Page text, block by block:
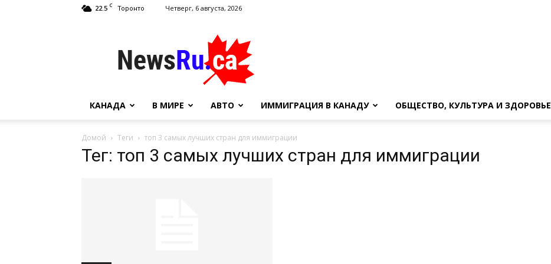
22.5 C Торонто Четверг, 6 августа, 2026
NewsRu.Ca
КАНАДА В МИРЕ АВТО ИММИГРАЦИЯ В КАНАДУ ОБЩЕСТВО, КУЛЬТУРА И ЗДОРОВЬЕ
Домой Теги топ 3 самых лучших стран для иммиграции
Тег: топ 3 самых лучших стран для иммиграции